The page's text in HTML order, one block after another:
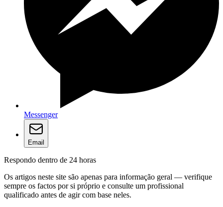
Messenger
Email
Respondo dentro de 24 horas
Os artigos neste site são apenas para informação geral — verifique
sempre os factos por si próprio e consulte um profissional
qualificado antes de agir com base neles.